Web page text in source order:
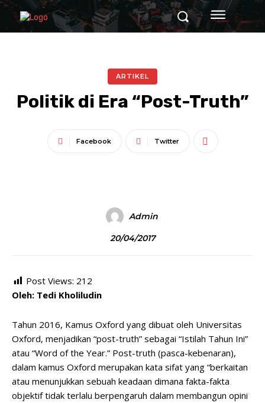
ARTIKEL
Politik di Era “Post-Truth”
Facebook Twitter
Admin
20/04/2017
Post Views: 212
Oleh: Tedi Kholiludin
Tahun 2016, Kamus Oxford yang dibuat oleh Universitas
Oxford, menjadikan “post-truth” sebagai “Istilah Tahun Ini”
atau “Word of the Year.” Post-truth (pasca-kebenaran),
dalam kamus Oxford merupakan kata sifat yang “berkaitan
atau menunjukkan sebuah keadaan dimana fakta-fakta
objektif tidak terlalu berpengaruh dalam membangun opini